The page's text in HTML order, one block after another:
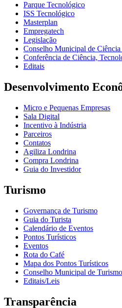
Parque Tecnológico
ISS Tecnológico
Masterplan
Empregatech
Legislação
Conselho Municipal de
Conferência de Ciência,
Editais
Desenvolvimento
Micro e Pequenas Empresas
Sala Digital
Incentivo à Indústria
Parceiros
Contatos
Agiliza Londrina
Compra Londrina
Guia do Investidor
Turismo
Governança de Turismo
Guia do Turista
Calendário de Eventos
Pontos Turísticos
Eventos
Rota do Café
Mapa dos Pontos Turísticos
Conselho Municipal de
Editais/Leis
Transparência